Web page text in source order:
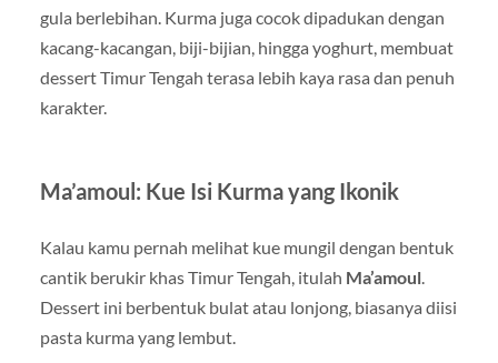
gula berlebihan. Kurma juga cocok dipadukan dengan
kacang-kacangan, biji-bijian, hingga yoghurt, membuat
dessert Timur Tengah terasa lebih kaya rasa dan penuh
karakter.
Ma’amoul: Kue Isi Kurma yang Ikonik
Kalau kamu pernah melihat kue mungil dengan bentuk
cantik berukir khas Timur Tengah, itulah Ma’amoul.
Dessert ini berbentuk bulat atau lonjong, biasanya diisi
pasta kurma yang lembut.